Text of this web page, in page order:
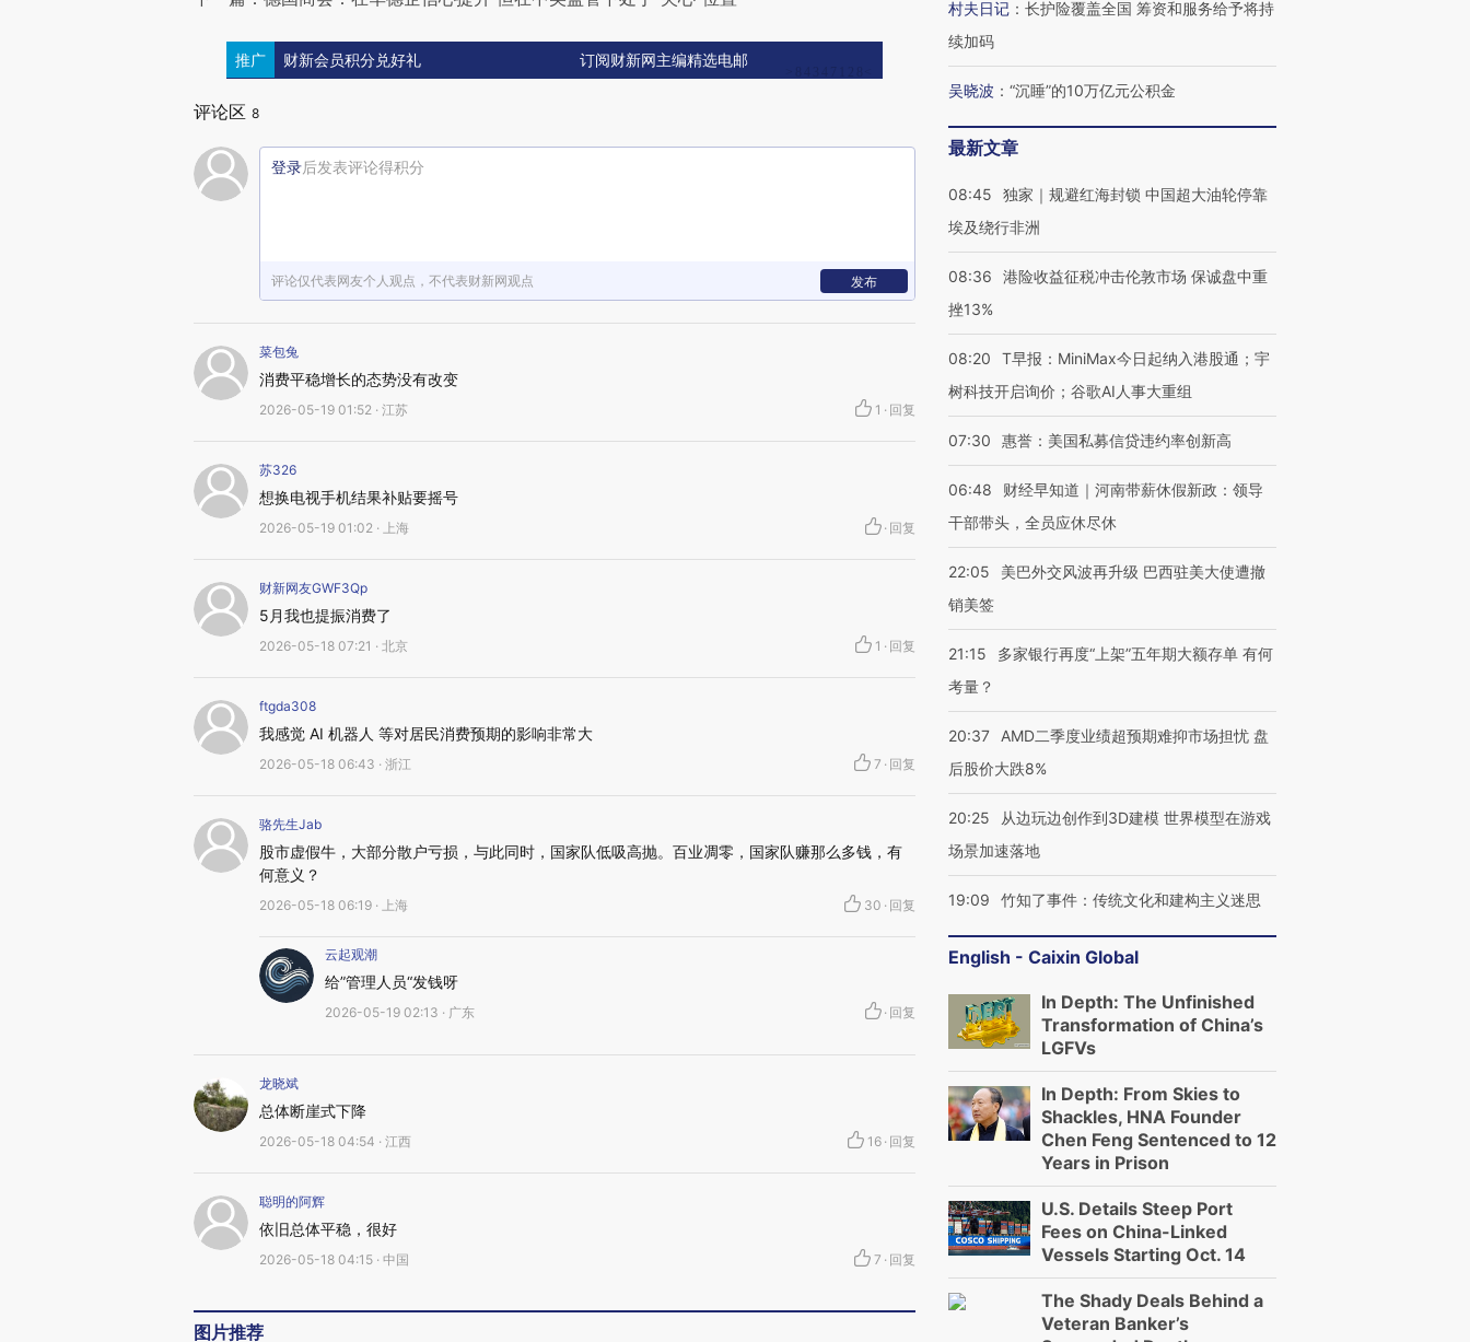
推广 财新会员积分兑好礼 订阅财新网主编精选电邮
评论区 8
登录后发表评论得积分
评论仅代表网友个人观点，不代表财新网观点 发布
菜包兔
消费平稳增长的态势没有改变
2026-05-19 01:52 · 江苏 1 · 回复
苏326
想换电视手机结果补贴要摇号
2026-05-19 01:02 · 上海 · 回复
财新网友GWF3Qp
5月我也提振消费了
2026-05-18 07:21 · 北京 1 · 回复
ftgda308
我感觉 AI 机器人 等对居民消费预期的影响非常大
2026-05-18 06:43 · 浙江 7 · 回复
骆先生Jab
股市虚假牛，大部分散户亏损，与此同时，国家队低吸高抛。百业凋零，国家队赚那么多钱，有
何意义？
2026-05-18 06:19 · 上海 30 · 回复
云起观潮
给”管理人员“发钱呀
2026-05-19 02:13 · 广东 · 回复
龙晓斌
总体断崖式下降
2026-05-18 04:54 · 江西 16 · 回复
聪明的阿辉
依旧总体平稳，很好
2026-05-18 04:15 · 中国 7 · 回复
图片推荐
村夫日记 ： 长护险覆盖全国 筹资和服务给予将持
续加码
吴晓波 ： “沉睡”的10万亿元公积金
最新文章
08:45
独家｜规避红海封锁 中国超大油轮停靠
埃及绕行非洲
08:36
港险收益征税冲击伦敦市场 保诚盘中重
挫13%
08:20
T早报：MiniMax今日起纳入港股通；宇
树科技开启询价；谷歌AI人事大重组
07:30 惠誉：美国私募信贷违约率创新高
06:48
财经早知道｜河南带薪休假新政：领导
干部带头，全员应休尽休
22:05
美巴外交风波再升级 巴西驻美大使遭撤
销美签
21:15
多家银行再度“上架”五年期大额存单 有何
考量？
20:37
AMD二季度业绩超预期难抑市场担忧 盘
后股价大跌8%
20:25
从边玩边创作到3D建模 世界模型在游戏
场景加速落地
19:09 竹知了事件：传统文化和建构主义迷思
English - Caixin Global
In Depth: The Unfinished
Transformation of China’s
LGFVs
In Depth: From Skies to
Shackles, HNA Founder
Chen Feng Sentenced to 12
Years in Prison
U.S. Details Steep Port
Fees on China-Linked
Vessels Starting Oct. 14
The Shady Deals Behind a
Veteran Banker’s